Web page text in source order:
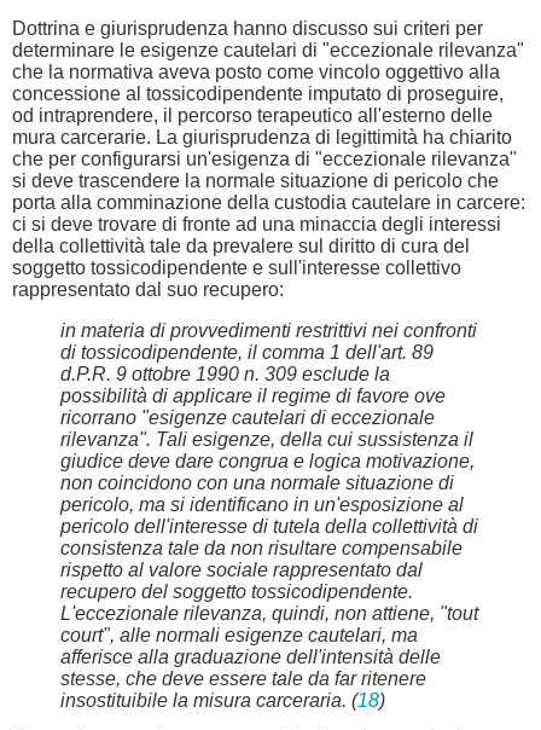
Dottrina e giurisprudenza hanno discusso sui criteri per
determinare le esigenze cautelari di "eccezionale rilevanza"
che la normativa aveva posto come vincolo oggettivo alla
concessione al tossicodipendente imputato di proseguire,
od intraprendere, il percorso terapeutico all'esterno delle
mura carcerarie. La giurisprudenza di legittimità ha chiarito
che per configurarsi un'esigenza di "eccezionale rilevanza"
si deve trascendere la normale situazione di pericolo che
porta alla comminazione della custodia cautelare in carcere:
ci si deve trovare di fronte ad una minaccia degli interessi
della collettività tale da prevalere sul diritto di cura del
soggetto tossicodipendente e sull'interesse collettivo
rappresentato dal suo recupero:
in materia di provvedimenti restrittivi nei confronti
di tossicodipendente, il comma 1 dell'art. 89
d.P.R. 9 ottobre 1990 n. 309 esclude la
possibilità di applicare il regime di favore ove
ricorrano "esigenze cautelari di eccezionale
rilevanza". Tali esigenze, della cui sussistenza il
giudice deve dare congrua e logica motivazione,
non coincidono con una normale situazione di
pericolo, ma si identificano in un'esposizione al
pericolo dell'interesse di tutela della collettività di
consistenza tale da non risultare compensabile
rispetto al valore sociale rappresentato dal
recupero del soggetto tossicodipendente.
L'eccezionale rilevanza, quindi, non attiene, "tout
court", alle normali esigenze cautelari, ma
afferisce alla graduazione dell'intensità delle
stesse, che deve essere tale da far ritenere
insostituibile la misura carceraria. (18)